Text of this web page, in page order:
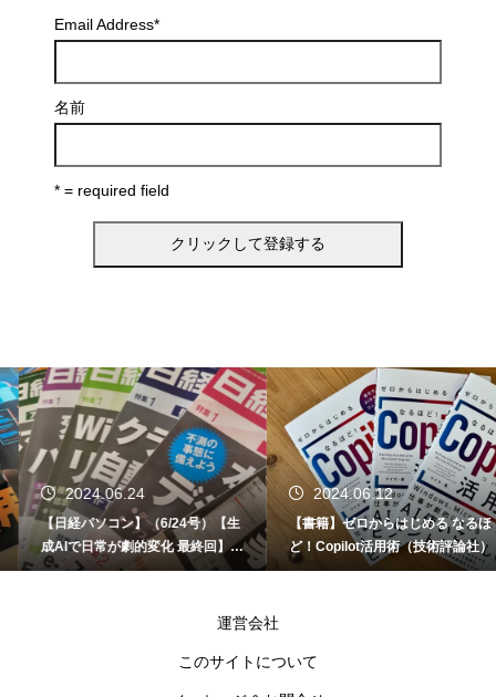
Email Address*
名前
* = required field
2024.06.24
【日経パソコン】（6/24号）【生
成AIで日常が劇的変化 最終回】 A
I時代のアプリケーション／サービ
2024.06.12
【書籍】ゼロからはじめる なるほ
ど！Copilot活用術（技術評論社）
運営会社
このサイトについて